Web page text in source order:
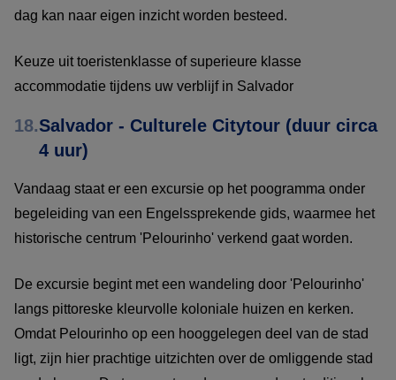
dag kan naar eigen inzicht worden besteed.
Keuze uit toeristenklasse of superieure klasse
accommodatie tijdens uw verblijf in Salvador
18.Salvador - Culturele Citytour (duur circa
4 uur)
Vandaag staat er een excursie op het poogramma onder
begeleiding van een Engelssprekende gids, waarmee het
historische centrum 'Pelourinho' verkend gaat worden.
De excursie begint met een wandeling door 'Pelourinho'
langs pittoreske kleurvolle koloniale huizen en kerken.
Omdat Pelourinho op een hooggelegen deel van de stad
ligt, zijn hier prachtige uitzichten over de omliggende stad